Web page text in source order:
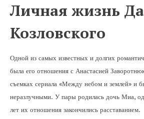
Личная жизнь
Козловского
Одной из самых известных и долгих
была его отношения с Анастасией
съемках сериала «Между небом и землей» и
неразлучными. У пары родилась дочь Миа,
лет их отношения закончились расставанием.